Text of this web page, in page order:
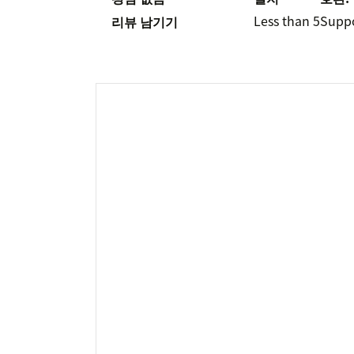
리뷰 남기기
Less than 5